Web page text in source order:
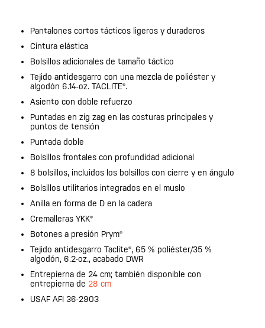
Pantalones cortos tácticos ligeros y duraderos
Cintura elástica
Bolsillos adicionales de tamaño táctico
Tejido antidesgarro con una mezcla de poliéster y
algodón 6.14-oz. TACLITE®.
Asiento con doble refuerzo
Puntadas en zig zag en las costuras principales y
puntos de tensión
Puntada doble
Bolsillos frontales con profundidad adicional
8 bolsillos, incluidos los bolsillos con cierre y en ángulo
Bolsillos utilitarios integrados en el muslo
Anilla en forma de D en la cadera
Cremalleras YKK®
Botones a presión Prym®
Tejido antidesgarro Taclite®, 65 % poliéster/35 %
algodón, 6.2-oz., acabado DWR
Entrepierna de 24 cm; también disponible con
entrepierna de 28 cm
USAF AFI 36-2903